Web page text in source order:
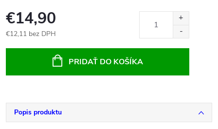
€14,90
€12,11 bez DPH
PRIDAŤ DO KOŠÍKA
Popis produktu